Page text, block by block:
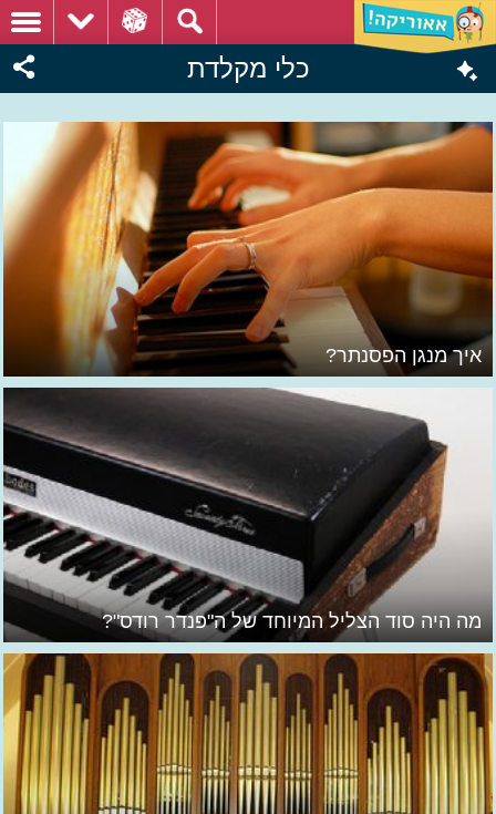
כלי מקלדת
איך מנגן הפסנתר?
מה היה סוד הצליל המיוחד של ה"פנדר רודס"?